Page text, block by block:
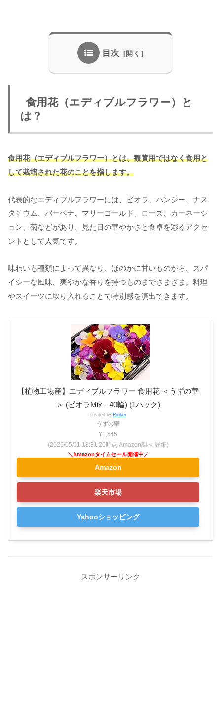
目次
食用花（エディブルフラワー）と
は？
食用花（エディブルフラワー）とは、観賞用ではなく食用と
して栽培された花のことを指します。
代表的なエディブルフラワーには、ビオラ、パンジー、ナス
タチウム、バーベナ、マリーゴールド、ローズ、カーネーシ
ョン、菊などがあり、見た目の華やかさと食卓を彩るアクセ
ントとして人気です。
味わいも種類によって異なり、ほのかに甘いものから、スパ
イシーな風味、爽やかな香りを持つものまでさまざま。料理
やスイーツに取り入れることで特別感を演出できます。
【植物工場産】エディブルフラワー 食用花 ＜うずの華
＞ (ビオラMix、40輪) (1パック)
created by Rinker
うずの華
¥1,545
(2026/05/01 18:31:20時点 Amazon調べ-詳細)
Amazon
楽天市場
Yahooショッピング
スポンサーリンク